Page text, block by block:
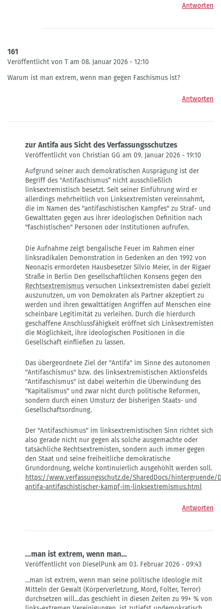
Antworten
161
Veröffentlicht von T am 08. Januar 2026 - 12:10
Warum ist man extrem, wenn man gegen Faschismus ist?
Antworten
zur Antifa aus Sicht des Verfassungsschutzes
Veröffentlicht von Christian GG am 09. Januar 2026 - 19:10
auf
161
von
T
Aufgrund seiner auch demokratischen Ausprägung ist der
Begriff des "Antifaschismus“ nicht ausschließlich
linksextremistisch besetzt. Seit seiner Einführung wird er
allerdings mehrheitlich von Linksextremisten vereinnahmt,
die im Namen des "antifaschistischen Kampfes" zu Straf- und
Gewalttaten gegen aus ihrer ideologischen Definition nach
"faschistischen" Personen oder Institutionen aufrufen.
Die Aufnahme zeigt bengalische Feuer im Rahmen einer
linksradikalen Demonstration in Gedenken an den 1992 von
Neonazis ermordeten Hausbesetzer Silvio Meier, in der Rigaer
Straße in Berlin Den gesellschaftlichen Konsens gegen den
Rechtsextremismus versuchen Linksextremisten dabei gezielt
auszunutzen, um von Demokraten als Partner akzeptiert zu
werden und ihren gewalttätigen Angriffen auf Menschen eine
scheinbare Legitimität zu verleihen. Durch die hierdurch
geschaffene Anschlussfähigkeit eröffnet sich Linksextremisten
die Möglichkeit, ihre ideologischen Positionen in die
Gesellschaft einfließen zu lassen.
Das übergeordnete Ziel der "Antifa" im Sinne des autonomen
"Antifaschismus" bzw. des linksextremistischen Aktionsfelds
"Antifaschismus" ist dabei weiterhin die Überwindung des
"Kapitalismus" und zwar nicht durch politische Reformen,
sondern durch einen Umsturz der bisherigen Staats- und
Gesellschaftsordnung.
Der "Antifaschismus" im linksextremistischen Sinn richtet sich
also gerade nicht nur gegen als solche ausgemachte oder
tatsächliche Rechtsextremisten, sondern auch immer gegen
den Staat und seine freiheitliche demokratische
Grundordnung, welche kontinuierlich ausgehöhlt werden soll.
https://www.verfassungsschutz.de/SharedDocs/
antifa-antifaschistischer-kampf-im-linksextremismus.html
Antworten
...man ist extrem, wenn man…
Veröffentlicht von DieselPunk am 03. Februar 2026 - 09:43
auf
161
von
...man ist extrem, wenn man seine politische Ideologie mit
Mitteln der Gewalt (Körperverletzung, Mord, Folter, Terror)
durchsetzen will...das geschieht in diesen Zeiten zu 99+ % von